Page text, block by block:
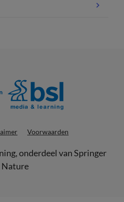
Voorwaarden
, onderdeel vanSpringer
Nature